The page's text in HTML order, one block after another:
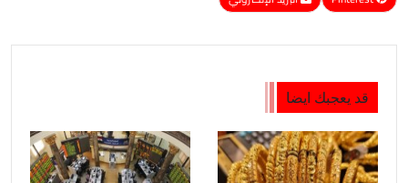
قد يعجبك ايضا